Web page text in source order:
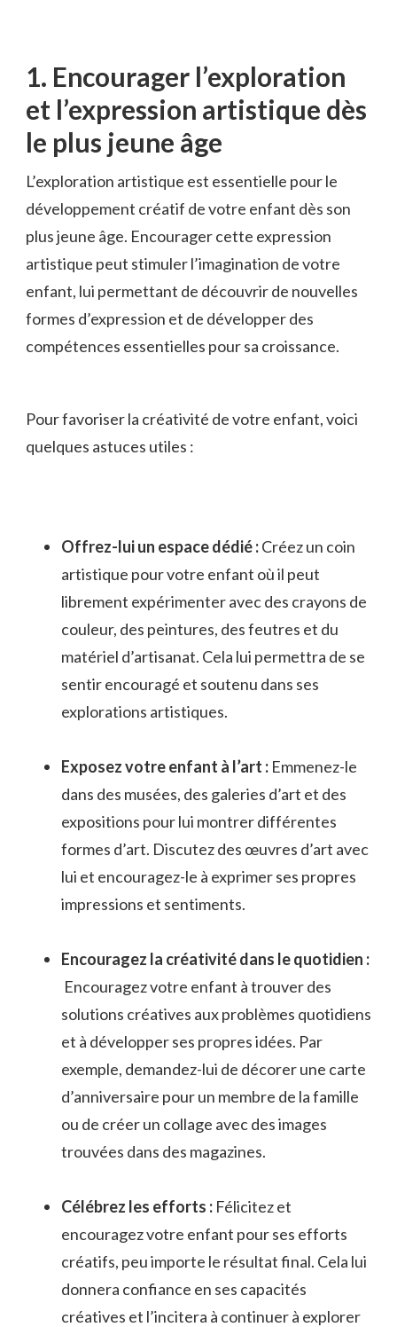
1. Encourager l’exploration
et l’expression ⁣artistique dès
le plus jeune âge
L’exploration artistique​ est essentielle pour le⁣
développement créatif de ‍votre ‌enfant ‍dès⁤ son
plus jeune ‌âge. Encourager⁤ cette expression
artistique peut stimuler l’imagination de​ votre
enfant, lui ‌permettant‌ de découvrir de⁣ nouvelles
formes d’expression et⁢ de⁣ développer​ des⁢
compétences ‌essentielles ‌pour sa croissance.
Pour favoriser ⁢la créativité ⁢de votre enfant, voici
quelques astuces⁢ utiles :
Offrez-lui un espace ‍dédié ‍:Créez un coin
artistique pour votre enfant où il peut
librement expérimenter avec des crayons de
couleur, ⁣des peintures, des feutres et du
matériel ‌d’artisanat. Cela ⁣lui permettra ⁤de se
sentir encouragé et soutenu ⁣dans ses ​
explorations artistiques.
Exposez votre enfant à ⁤l’art : ​Emmenez-le
dans des musées, des ⁣galeries ⁢d’art ​et des
expositions​ pour lui montrer différentes
formes d’art.‌ Discutez des œuvres d’art avec
lui et⁤ encouragez-le à exprimer ‍ses propres
impressions et sentiments.
Encouragez la⁣ créativité dans le quotidien :
‌ Encouragez votre enfant à trouver des
‌solutions‌ créatives aux problèmes ⁢quotidiens
et à développer ‌ses propres idées. Par
exemple, demandez-lui de décorer une carte
d’anniversaire pour ‌un ‍membre‍ de la‌ famille⁤
ou ⁣de créer un​ collage ‍avec des images‌
trouvées dans ​des magazines.
Célébrez les ⁢efforts : Félicitez ⁣et
encouragez votre enfant pour ses​ efforts
créatifs, peu​ importe le résultat final. ‌Cela ‍lui
donnera‌ confiance en ses capacités‍
créatives et l’incitera à continuer‌ à‍ explorer